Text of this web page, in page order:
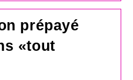
prépayé
«tout